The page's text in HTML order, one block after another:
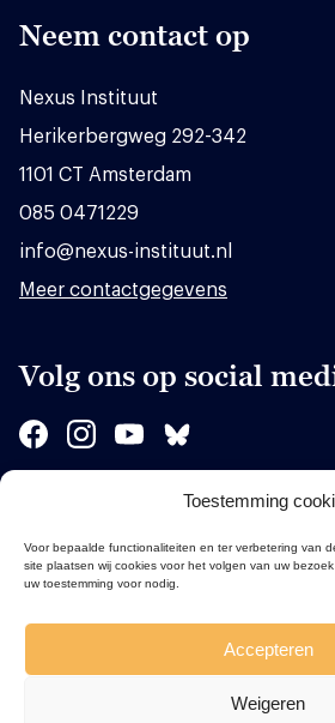
Toestemming
Voor bepaalde functionaliteiten en ter verbetering van
site plaatsen wij cookies voor het volgen van uw
uw toestemming voor nodig.
Accepteren
Weigeren
Neem contact op
Nexus Instituut
Herikerbergweg 292-342
1101 CT Amsterdam
085 0471229
info@nexus-instituut.nl
Meer contactgegevens
Volg ons op social